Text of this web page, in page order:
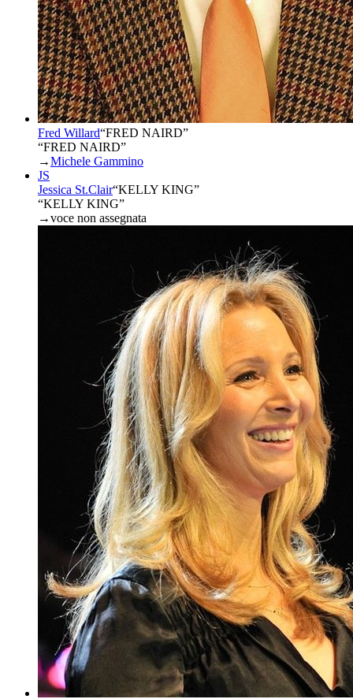
Fred Willard“FRED NAIRD”
“FRED NAIRD”
→Michele Gammino
JS
Jessica St.Clair“KELLY KING”
“KELLY KING”
→voce non assegnata